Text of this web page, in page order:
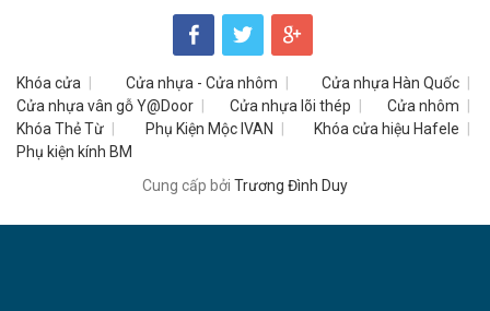
Khóa cửa Cửa nhựa - Cửa nhôm
Cửa nhựa Hàn Quốc
Cửa nhựa vân gỗ Y@Door
Cửa nhựa lõi thép
Cửa nhôm
Khóa Thẻ Từ
Phụ Kiện Mộc IVAN
Khóa cửa hiệu Hafele
Phụ kiện kính BM
Cung cấp bởi Trương Đình Duy